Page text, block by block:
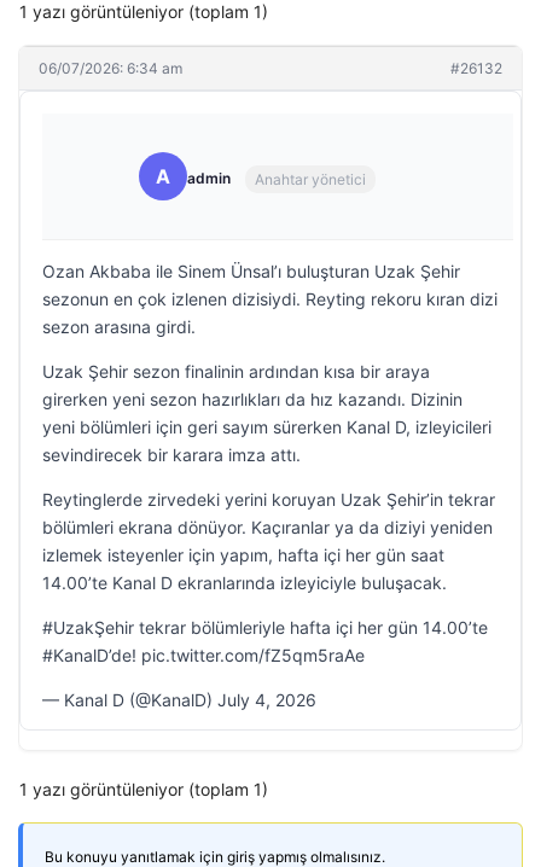
1 yazı görüntüleniyor (toplam 1)
06/07/2026: 6:34 am #26132
A admin Anahtar yönetici
Ozan Akbaba ile Sinem Ünsal’ı buluşturan Uzak Şehir
sezonun en çok izlenen dizisiydi. Reyting rekoru kıran dizi
sezon arasına girdi.
Uzak Şehir sezon finalinin ardından kısa bir araya
girerken yeni sezon hazırlıkları da hız kazandı. Dizinin
yeni bölümleri için geri sayım sürerken Kanal D, izleyicileri
sevindirecek bir karara imza attı.
Reytinglerde zirvedeki yerini koruyan Uzak Şehir’in tekrar
bölümleri ekrana dönüyor. Kaçıranlar ya da diziyi yeniden
izlemek isteyenler için yapım, hafta içi her gün saat
14.00’te Kanal D ekranlarında izleyiciyle buluşacak.
#UzakŞehir tekrar bölümleriyle hafta içi her gün 14.00’te
#KanalD’de! pic.twitter.com/fZ5qm5raAe
— Kanal D (@KanalD) July 4, 2026
1 yazı görüntüleniyor (toplam 1)
Bu konuyu yanıtlamak için giriş yapmış olmalısınız.